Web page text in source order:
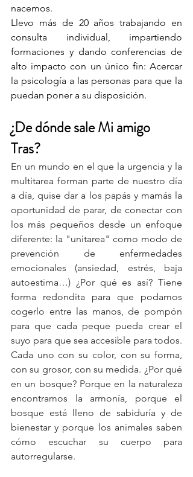
nacemos.
Llevo más de 20 años trabajando en
consulta individual, impartiendo
formaciones y dando conferencias de
alto impacto con un único fin: Acercar
la psicología a las personas para que la
puedan poner a su disposición.
¿De dónde sale Mi amigo
Tras?
En un mundo en el que la urgencia y la
multitarea forman parte de nuestro día
a día, quise dar a los papás y mamás la
oportunidad de parar, de conectar con
los más pequeños desde un enfoque
diferente: la "unitarea" como modo de
prevención de enfermedades
emocionales (ansiedad, estrés, baja
autoestima…) ¿Por qué es así? Tiene
forma redondita para que podamos
cogerlo entre las manos, de pompón
para que cada peque pueda crear el
suyo para que sea accesible para todos.
Cada uno con su color, con su forma,
con su grosor, con su medida. ¿Por qué
en un bosque? Porque en la naturaleza
encontramos la armonía, porque el
bosque está lleno de sabiduría y de
bienestar y porque los animales saben
cómo escuchar su cuerpo para
autorregularse.